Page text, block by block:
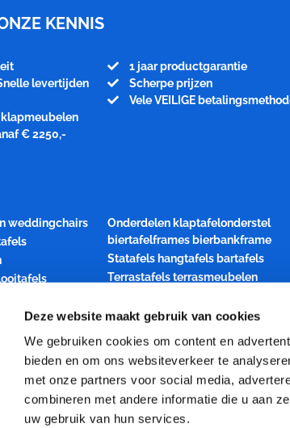
Deze website maakt gebruik van cookies
We gebruiken cookies om content en
bieden en om ons websiteverkeer te
met onze partners voor social media,
combineren met andere informatie die u aan
uw gebruik van hun services.
KENNIS
levertijden
klapmeubelen
€ 2250,-
1 jaar productgarantie
Scherpe prijzen
Vele VEILIGE
weddingchairs
dinertafel
Onderdelen klaptafelonderstel
biertafelframes bierbankframe
Statafels hangtafels bartafels
Terrastafels terrasmeubelen
Transportkarren opslagkarren
Spreekgestoel katheder
Toelevering Uitbesteding
Transport opties